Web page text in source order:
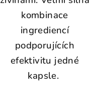
kombinace
ingrediencí
podporujících
efektivitu jedné
kapsle.